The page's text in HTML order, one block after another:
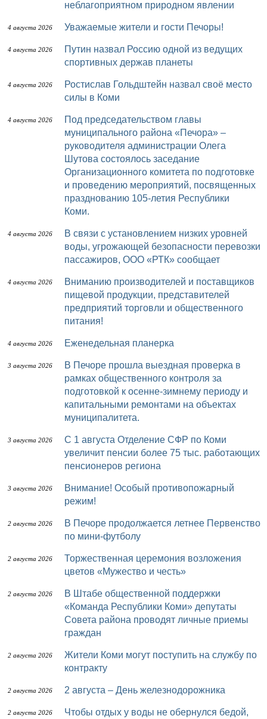
неблагоприятном природном явлении
4 августа 2026 Уважаемые жители и гости Печоры!
4 августа 2026
Путин назвал Россию одной из ведущих
спортивных держав планеты
4 августа 2026
Ростислав Гольдштейн назвал своё место
силы в Коми
4 августа 2026
Под председательством главы
муниципального района «Печора» –
руководителя администрации Олега
Шутова состоялось заседание
Организационного комитета по подготовке
и проведению мероприятий, посвященных
празднованию 105-летия Республики
Коми.
4 августа 2026
В связи с установлением низких уровней
воды, угрожающей безопасности перевозки
пассажиров, ООО «РТК» сообщает
4 августа 2026
Вниманию производителей и поставщиков
пищевой продукции, представителей
предприятий торговли и общественного
питания!
4 августа 2026 Еженедельная планерка
3 августа 2026
В Печоре прошла выездная проверка в
рамках общественного контроля за
подготовкой к осенне-зимнему периоду и
капитальными ремонтами на объектах
муниципалитета.
3 августа 2026
С 1 августа Отделение СФР по Коми
увеличит пенсии более 75 тыс. работающих
пенсионеров региона
3 августа 2026
Внимание! Особый противопожарный
режим!
2 августа 2026
В Печоре продолжается летнее Первенство
по мини-футболу
2 августа 2026
Торжественная церемония возложения
цветов «Мужество и честь»
2 августа 2026
В Штабе общественной поддержки
«Команда Республики Коми» депутаты
Совета района проводят личные приемы
граждан
2 августа 2026
Жители Коми могут поступить на службу по
контракту
2 августа 2026 2 августа – День железнодорожника
2 августа 2026
Чтобы отдых у воды не обернулся бедой,